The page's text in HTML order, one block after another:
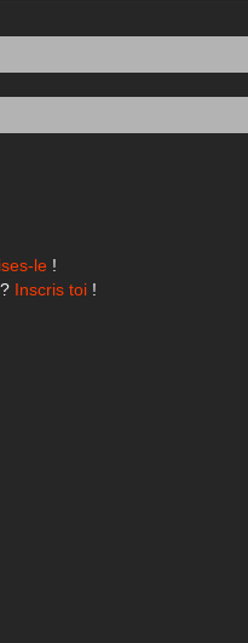
le !
Inscris toi !